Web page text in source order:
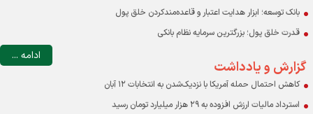
بانک توسعه؛ ابزار هدایت اعتبار و قاعده‌مندکردن خلق پول
قدرت خلق پول؛ بزرگترین سرمایه نظام بانکی
ادامه ...
گزارش و یادداشت
کاهش احتمال حمله آمریکا با نزدیک‌شدن به انتخابات ۱۲ آبان
استرداد مالیات ارزش افزوده به ۲۹ هزار میلیارد تومان رسید